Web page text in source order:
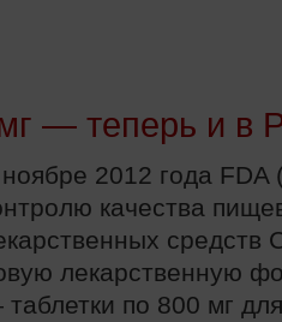
— теперь и в
2012 года FDA
качества
лекарственную
по 800 мг